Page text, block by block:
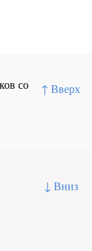
↑ Вверх
↓ Вниз
со